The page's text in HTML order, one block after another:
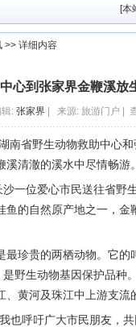
[本
>> 详细内容
心到张家界金鞭溪放
: 张家界| 来源: 旅游门户 |
南省野生动物救助中心
清澈的溪水中尽情畅游。
一位爱心市民送往省野
的自然原产地之一，金
珍贵的两栖动物。它的
野生动物基因保护品种
黄河及珠江中上游支流
也呼吁广大市民朋友，